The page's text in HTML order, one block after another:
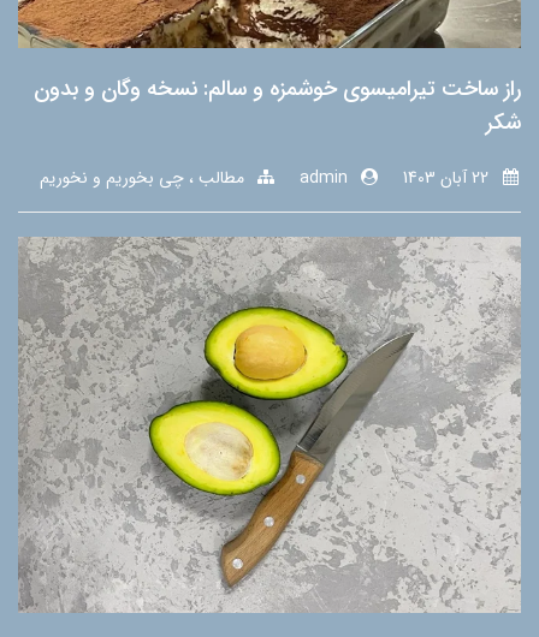
راز ساخت تیرامیسوی خوشمزه و سالم: نسخه وگان و بدون
شکر
admin مطالب چی بخوریم و نخوریم